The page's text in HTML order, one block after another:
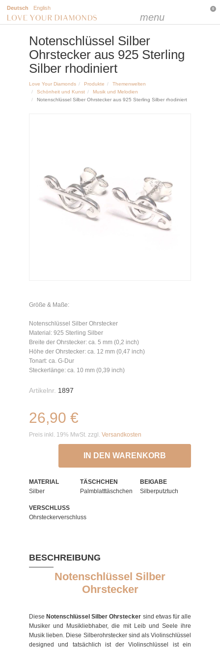
Deutsch English
menu
0
Notenschlüssel Silber
Ohrstecker aus 925 Sterling
Silber rhodiniert
Love Your Diamonds Produkte
Themenwelten
Schönheit und Kunst
Musik und Melodien
Notenschlüssel Silber Ohrstecker aus 925 Sterling Silber rhodiniert
Größe & Maße:
Notenschlüssel Silber Ohrstecker
Material: 925 Sterling Silber
Breite der Ohrstecker: ca. 5 mm (0,2 inch)
Höhe der Ohrstecker: ca. 12 mm (0,47 inch)
Tonart: ca. G-Dur
Steckerlänge: ca. 10 mm (0,39 inch)
Artikelnr. 1897
26,90 €
Preis inkl. 19% MwSt. zzgl. Versandkosten
IN DEN WARENKORB
MATERIAL
Silber
TÄSCHCHEN
Palmblatttäschchen
BEIGABE
Silberputztuch
VERSCHLUSS
Ohrsteckerverschluss
BESCHREIBUNG
Notenschlüssel Silber
Ohrstecker
Diese Notenschlüssel Silber Ohrstecker sind etwas für alle
Musiker und Musikliebhaber, die mit Leib und Seele ihre
Musik lieben. Diese Silberohrstecker sind als Violinschlüssel
designed und tatsächlich ist der Violinschlüssel ist ein